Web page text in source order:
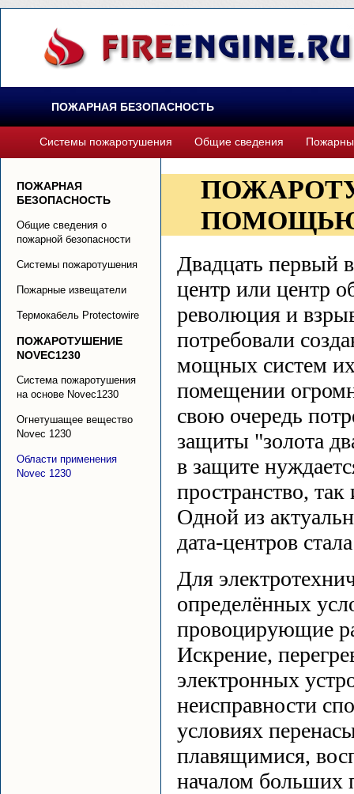
ПОЖАРНАЯ БЕЗОПАСНОСТЬ
Системы пожаротушения Общие сведения
ПОЖАРНАЯ
БЕЗОПАСНОСТЬ
Общие сведения о
пожарной безопасности
Системы пожаротушения
Пожарные извещатели
Термокабель Protectowire
ПОЖАРОТУШЕНИЕ
NOVEC1230
Система пожаротушения
на основе Novec1230
Огнетушащее вещество
Novec 1230
Области применения
Novec 1230
ПОМОЩЬЮ
Двадцать первый
центр или центр
революция и
потребовали
мощных систем
помещении
свою очередь
защиты "золота
в защите
пространство,
Одной из
дата-центров
Для
определённых
провоцирующие
Искрение,
электронных
неисправности
условиях
плавящимися,
началом больших